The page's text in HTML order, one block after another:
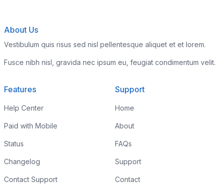
About Us
Vestibulum quis risus sed nisl pellentesque aliquet et et lorem.
Fusce nibh nisl, gravida nec ipsum eu, feugiat condimentum velit.
Features
Help Center
Paid with Mobile
Status
Changelog
Contact Support
Support
Home
About
FAQs
Support
Contact